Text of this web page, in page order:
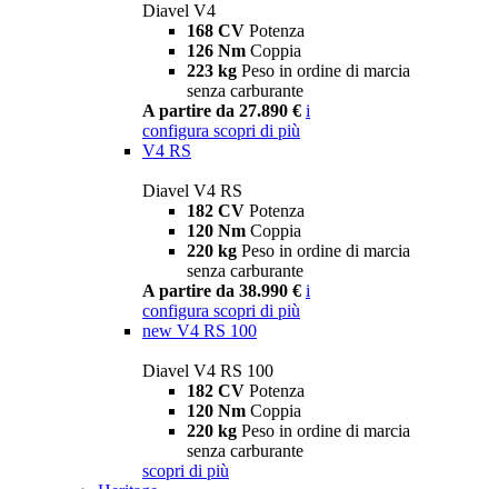
Diavel V4
168 CV Potenza
126 Nm Coppia
223 kg Peso in ordine di marcia
senza carburante
A partire da 27.890 € i
configura scopri di più
V4 RS
Diavel V4 RS
182 CV Potenza
120 Nm Coppia
220 kg Peso in ordine di marcia
senza carburante
A partire da 38.990 € i
configura scopri di più
new V4 RS 100
Diavel V4 RS 100
182 CV Potenza
120 Nm Coppia
220 kg Peso in ordine di marcia
senza carburante
scopri di più